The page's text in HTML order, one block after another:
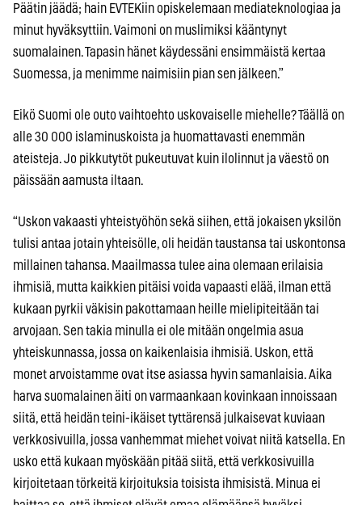
Päätin jäädä; hain EVTEKiin opiskelemaan mediateknologiaa ja
minut hyväksyttiin. Vaimoni on muslimiksi kääntynyt
suomalainen. Tapasin hänet käydessäni ensimmäistä kertaa
Suomessa, ja menimme naimisiin pian sen jälkeen.”
Eikö Suomi ole outo vaihtoehto uskovaiselle miehelle? Täällä on
alle 30 000 islaminuskoista ja huomattavasti enemmän
ateisteja. Jo pikkutytöt pukeutuvat kuin ilolinnut ja väestö on
päissään aamusta iltaan.
“Uskon vakaasti yhteistyöhön sekä siihen, että jokaisen yksilön
tulisi antaa jotain yhteisölle, oli heidän taustansa tai uskontonsa
millainen tahansa. Maailmassa tulee aina olemaan erilaisia
ihmisiä, mutta kaikkien pitäisi voida vapaasti elää, ilman että
kukaan pyrkii väkisin pakottamaan heille mielipiteitään tai
arvojaan. Sen takia minulla ei ole mitään ongelmia asua
yhteiskunnassa, jossa on kaikenlaisia ihmisiä. Uskon, että
monet arvoistamme ovat itse asiassa hyvin samanlaisia. Aika
harva suomalainen äiti on varmaankaan kovinkaan innoissaan
siitä, että heidän teini-ikäiset tyttärensä julkaisevat kuviaan
verkkosivuilla, jossa vanhemmat miehet voivat niitä katsella. En
usko että kukaan myöskään pitää siitä, että verkkosivuilla
kirjoitetaan törkeitä kirjoituksia toisista ihmisistä. Minua ei